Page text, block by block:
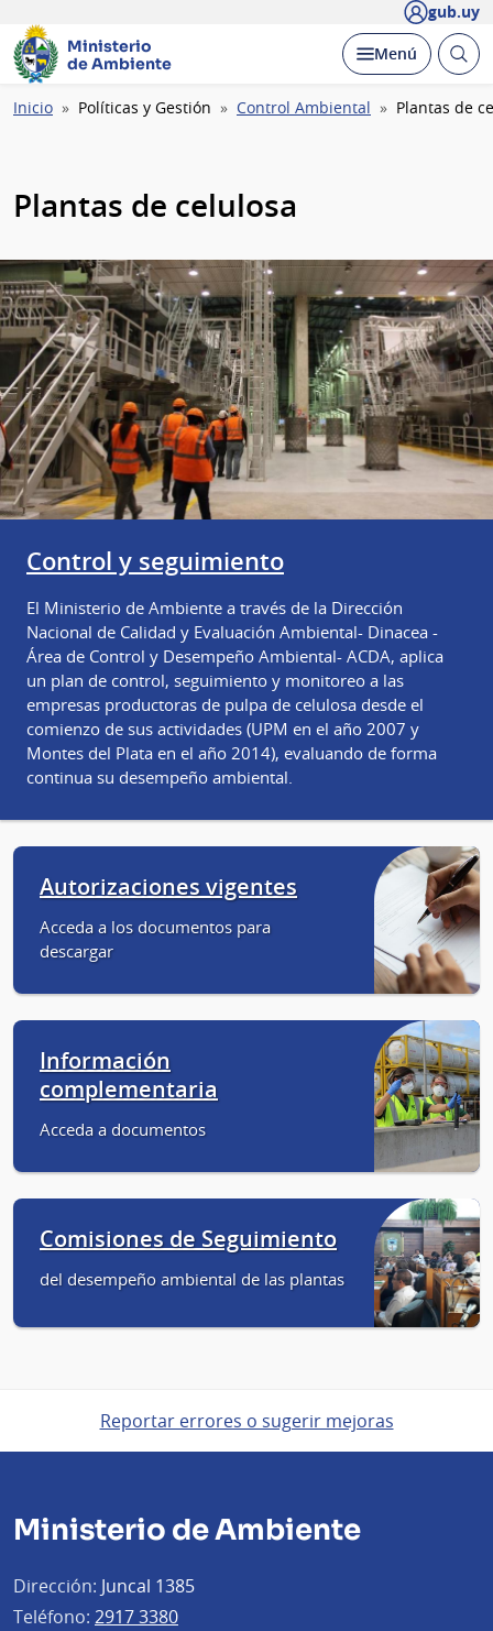
gub.uy
Ministerio
de Ambiente
Desplegar
Menú Abrir
Ruta
Inicio Políticas y Gestión Control Ambiental Plantas de
Plantas de celulosa
Control y seguimiento
El Ministerio de Ambiente a través de la Dirección
Nacional de Calidad y Evaluación Ambiental- Dinacea -
Área de Control y Desempeño Ambiental- ACDA, aplica
un plan de control, seguimiento y monitoreo a las
empresas productoras de pulpa de celulosa desde el
comienzo de sus actividades (UPM en el año 2007 y
Montes del Plata en el año 2014), evaluando de forma
continua su desempeño ambiental.
Autorizaciones vigentes
Acceda a los documentos para
descargar
Información
complementaria
Acceda a documentos
Comisiones de Seguimiento
del desempeño ambiental de las plantas
Reportar errores o sugerir mejoras
Ministerio de Ambiente
Dirección: Juncal 1385
Teléfono: 2917 3380